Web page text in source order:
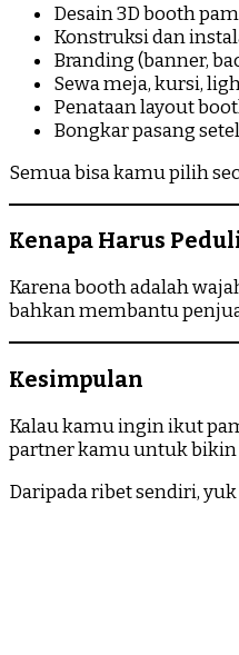
Desain 3D booth
Konstruksi dan
Branding (banner,
Sewa meja, kursi,
Penataan layout
Bongkar pasang
Semua bisa kamu pilih
Kenapa Harus
Karena booth adalah
bahkan membantu
Kesimpulan
Kalau kamu ingin ikut
partner kamu untuk bikin
Daripada ribet sendiri,